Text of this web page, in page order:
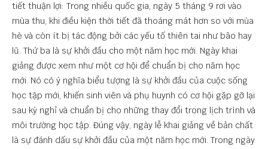
tiết thuận lợi: Trong nhiều quốc gia, ngày 5 tháng 9 rơi vào
mùa thu, khi điều kiện thời tiết đã thoáng mát hơn so với mùa
hè và còn ít bị tác động bởi các yếu tố thiên tai như bão hay
lũ. Thứ ba là sự khởi đầu cho một năm học mới. Ngày khai
giảng được xem như một cơ hội để chuẩn bị cho năm học
mới. Nó có ý nghĩa biểu tượng là sự khởi đầu của cuộc sống
học tập mới, khiến sinh viên và phụ huynh có cơ hội gặp gỡ lại
sau kỳ nghỉ và chuẩn bị cho những thay đổi trong lịch trình và
môi trường học tập. Đúng vậy, ngày lễ khai giảng về bản chất
là sự đánh dấu sự khởi đầu của một năm học mới. Trong ngày